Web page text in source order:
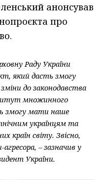
анонсував
про
Раду України
який дасть змогу
до законодавства
множинного
змогу мати наше
українцям та
країн світу. Звісно,
– зазначив у
України.